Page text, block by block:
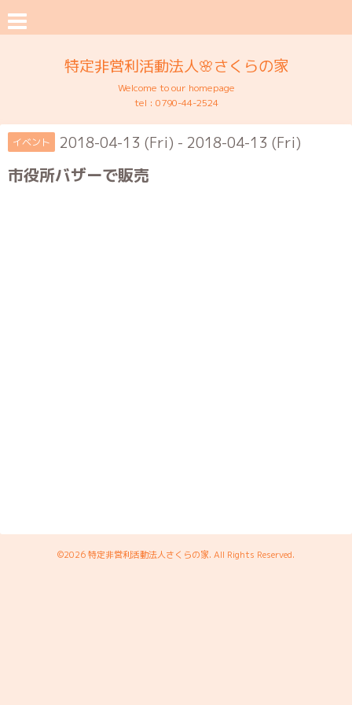
特定非営利活動法人🌸さくらの家
Welcome to our homepage
tel : 0790-44-2524
イベント 2018-04-13 (Fri) - 2018-04-13 (Fri)
市役所バザーで販売
©2026特定非営利活動法人さくらの家. All Rights Reserved.